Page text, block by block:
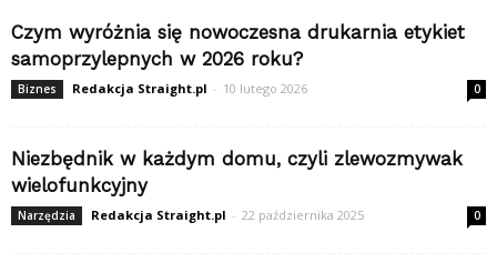
Czym wyróżnia się nowoczesna drukarnia etykiet
samoprzylepnych w 2026 roku?
Biznes Redakcja Straight.pl - 10 lutego 2026 0
Niezbędnik w każdym domu, czyli zlewozmywak
wielofunkcyjny
Narzędzia Redakcja Straight.pl - 22 października 2025 0